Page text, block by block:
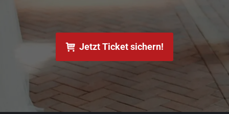
Jetzt Ticket sichern!